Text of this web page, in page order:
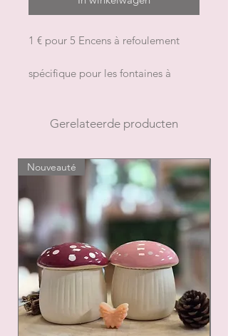
1 € pour 5 Encens à refoulement
spécifique pour les fontaines à
approximative : 20 minutes
Gerelateerde producten
Nouveauté